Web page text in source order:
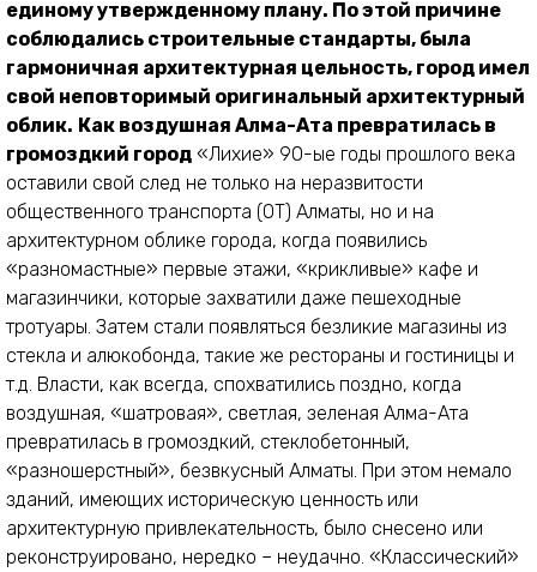
единому утвержденному плану. По этой причине
соблюдались строительные стандарты, была
гармоничная архитектурная цельность, город имел
свой неповторимый оригинальный архитектурный
облик. Как воздушная Алма-Ата превратилась в
громоздкий город «Лихие» 90-ые годы прошлого века
оставили свой след не только на неразвитости
общественного транспорта (ОТ) Алматы, но и на
архитектурном облике города, когда появились
«разномастные» первые этажи, «крикливые» кафе и
магазинчики, которые захватили даже пешеходные
тротуары. Затем стали появляться безликие магазины из
стекла и алюкобонда, такие же рестораны и гостиницы и
т.д. Власти, как всегда, спохватились поздно, когда
воздушная, «шатровая», светлая, зеленая Алма-Ата
превратилась в громоздкий, стеклобетонный,
«разношерстный», безвкусный Алматы. При этом немало
зданий, имеющих историческую ценность или
архитектурную привлекательность, было снесено или
реконструировано, нередко – неудачно. «Классический»